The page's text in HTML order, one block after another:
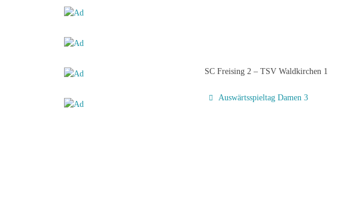
SC Freising 2 – TSV Waldkirchen 1
Auswärtsspieltag Damen 3